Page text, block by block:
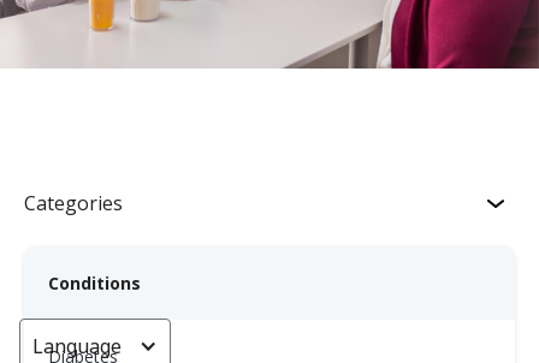
Categories
Conditions
Diabetes
Language